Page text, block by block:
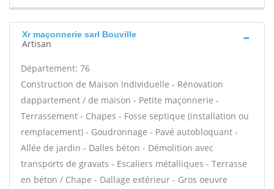
Xr maçonnerie sarl Bouville
Artisan
Département: 76
Construction de Maison Individuelle - Rénovation
dappartement / de maison - Petite maçonnerie -
Terrassement - Chapes - Fosse septique (installation ou
remplacement) - Goudronnage - Pavé autobloquant -
Allée de jardin - Dalles béton - Démolition avec
transports de gravats - Escaliers métalliques - Terrasse
en béton / Chape - Dallage extérieur - Gros oeuvre